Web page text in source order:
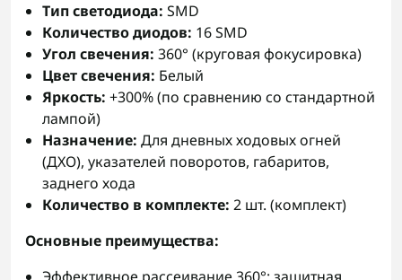
Тип светодиода: SMD
Количество диодов: 16 SMD
Угол свечения: 360° (круговая фокусировка)
Цвет свечения: Белый
Яркость: +300% (по сравнению со стандартной
лампой)
Назначение: Для дневных ходовых огней
(ДХО), указателей поворотов, габаритов,
заднего хода
Количество в комплекте: 2 шт. (комплект)
Основные преимущества: